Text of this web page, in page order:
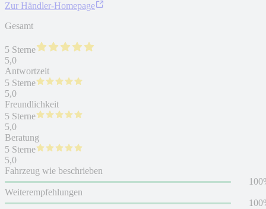
Zur Händler-Homepage
Gesamt
5 Sterne
5,0
Antwortzeit
5 Sterne
5,0
Freundlichkeit
5 Sterne
5,0
Beratung
5 Sterne
5,0
Fahrzeug wie beschrieben
Weiterempfehlungen